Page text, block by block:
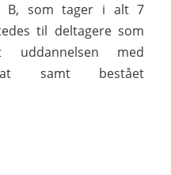
B, som tager i alt 7
til deltagere som
uddannelsen med
samt bestået